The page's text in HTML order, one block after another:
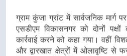
ग्राम कुंजा ग्रांट में सार्वजनिक मार्ग
एसडीएम विकासनगर को दोनों
कार्रवाई करने को कहा गया। वहीं
और द्वारखात क्षेत्रों में ओलावृष्टि से